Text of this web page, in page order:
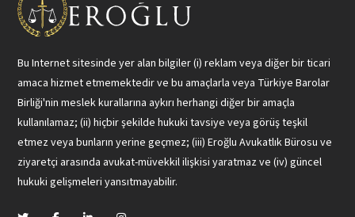
Bu Internet sitesinde yer alan bilgiler (i) reklam veya diğer bir ticari
amaca hizmet etmemektedir ve bu amaçlarla veya Türkiye Barolar
Birliği'nin meslek kurallarına aykırı herhangi diğer bir amaçla
kullanılamaz; (ii) hiçbir şekilde hukuki tavsiye veya görüş teşkil
etmez veya bunların yerine geçmez; (iii) Eroğlu Avukatlık Bürosu ve
ziyaretçi arasında avukat-müvekkil ilişkisi yaratmaz ve (iv) güncel
hukuki gelişmeleri yansıtmayabilir.